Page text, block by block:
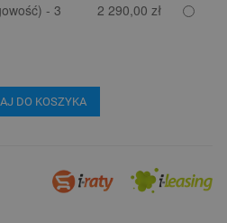
- 3
2 290,00 zł
DO KOSZYKA